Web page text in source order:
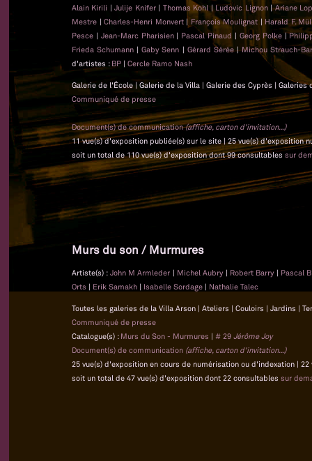
Alain Kirili |Julije Knifer | Thomas Kohl| Ludovic Lignon |Ariane
Mestre | Charles-Henri Monvert | François Moulignat | Harald F.
Pesce | Jean-Marc Pharisien | Pascal Pinaud | Georg Polke |
Frieda Schumann |Gaby Senn | Gérard Sérée|Michou Strauch-
d'artistes : BP | Cercle Ramo Nash
Galerie de l'École | Galerie de la Villa | Galerie des Cyprès |
Communiqué de presse
Document(s) de communication(affiche, carton d'invitation...)
11 vue(s) d'exposition publiée(s) sur le site | 25 vue(s) d'exposition
soit un total de 110 vue(s) d'exposition dont 99 consultables sur
Murs du son / Murmures
Artiste(s) : John M Armleder | Michel Aubry | Robert Barry | Pascal
Orts | Erik Samakh | Isabelle Sordage | Nathalie Talec
Toutes les galeries de la Villa Arson | Ateliers | Couloirs | Jardins |
Communiqué de presse
Catalogue(s) : Murs du Son - Murmures | # 29 Jérôme Joy
Document(s) de communication (affiche, carton d'invitation...)
25 vue(s) d'exposition en cours de numérisation ou d'indexation |
soit un total de 47 vue(s) d'exposition dont 22 consultables sur